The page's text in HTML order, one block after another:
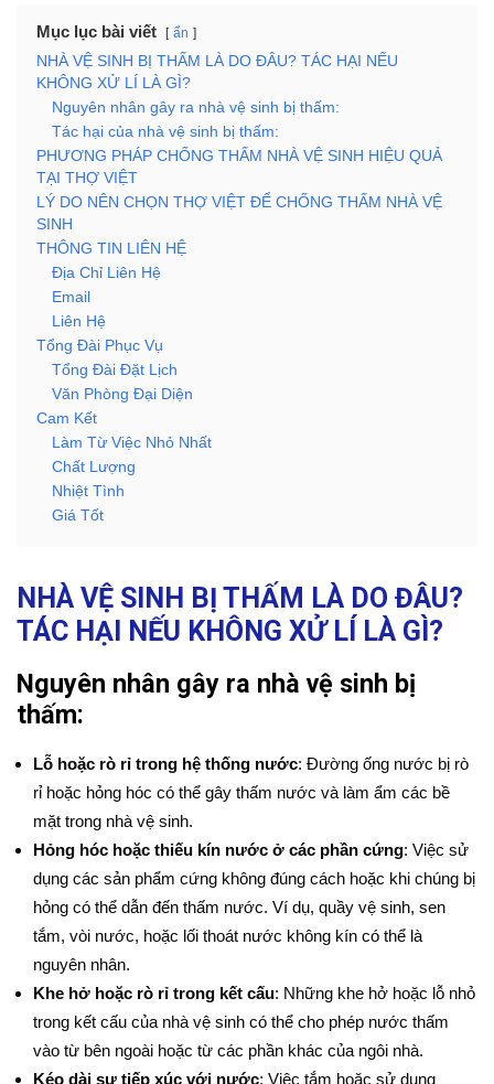
Mục lục bài viết ẩn
NHÀ VỆ SINH BỊ THẤM LÀ DO ĐÂU? TÁC HẠI NẾU
KHÔNG XỬ LÍ LÀ GÌ?
Nguyên nhân gây ra nhà vệ sinh bị thấm:
Tác hại của nhà vệ sinh bị thấm:
PHƯƠNG PHÁP CHỐNG THẤM NHÀ VỆ SINH HIỆU QUẢ
TẠI THỢ VIỆT
LÝ DO NÊN CHỌN THỢ VIỆT ĐỂ CHỐNG THẤM NHÀ VỆ
SINH
THÔNG TIN LIÊN HỆ
Địa Chỉ Liên Hệ
Email
Liên Hệ
Tổng Đài Phục Vụ
Tổng Đài Đặt Lịch
Văn Phòng Đại Diện
Cam Kết
Làm Từ Việc Nhỏ Nhất
Chất Lượng
Nhiệt Tình
Giá Tốt
NHÀ VỆ SINH BỊ THẤM LÀ DO ĐÂU?
TÁC HẠI NẾU KHÔNG XỬ LÍ LÀ GÌ?
Nguyên nhân gây ra nhà vệ sinh bị
thấm:
Lỗ hoặc rò rỉ trong hệ thống nước: Đường ống nước bị rò
rỉ hoặc hỏng hóc có thể gây thấm nước và làm ẩm các bề
mặt trong nhà vệ sinh.
Hỏng hóc hoặc thiếu kín nước ở các phần cứng: Việc sử
dụng các sản phẩm cứng không đúng cách hoặc khi chúng bị
hỏng có thể dẫn đến thấm nước. Ví dụ, quầy vệ sinh, sen
tắm, vòi nước, hoặc lối thoát nước không kín có thể là
nguyên nhân.
Khe hở hoặc rò rỉ trong kết cấu: Những khe hở hoặc lỗ nhỏ
trong kết cấu của nhà vệ sinh có thể cho phép nước thấm
vào từ bên ngoài hoặc từ các phần khác của ngôi nhà.
Kéo dài sự tiếp xúc với nước: Việc tắm hoặc sử dụng